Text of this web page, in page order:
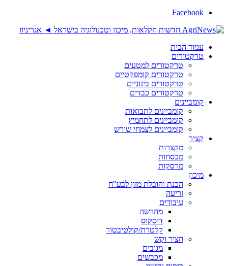
Facebook
עמוד הבית
טרקטורים
טרקטורים למטעים
טרקטורים קומפקטיים
טרקטורים בינוניים
טרקטורים כבדים
קומביינים
קומביינים לתבואות
קומביינים לתחמיץ
קומביינים לצמחי שורש
קציר
מקצרות
מכסחות
מרסקות
מיכון
הכנת והובלת מזון לבע"ח
זריעה
עיבודים
מחרשה
דיסקוס
קלטרת/קולטיבטור
חציר וקש
מגובים
מכבשים